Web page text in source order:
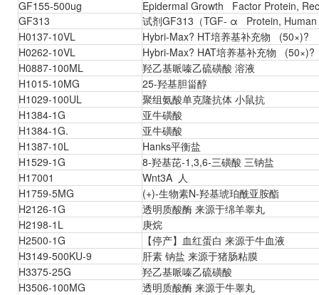
GF155-500ug
Epidermal Growth Factor Protein,
GF313
试剂GF313（TGF- α Protein,
H0137-10VL
Hybri-Max? HT培养基补充物 (50×)?
H0262-10VL
Hybri-Max? HAT培养基补充物 (50×)?
H0887-100ML
羟乙基哌嗪乙硫磺酸 溶液
H1015-10MG
25-羟基胆甾醇
H1029-100UL
聚组氨酸单克隆抗体 小鼠抗
H1384-1G
亚牛磺酸
H1384-1G.
亚牛磺酸
H1387-10L
Hanks平衡盐
H1529-1G
8-羟基芘-1,3,6-三磺酸 三钠盐
H17001
Wnt3A 人
H1759-5MG
(+)-生物素N-羟基琥珀酰亚胺酯
H2126-1G
透明质酸酶 来源于绵羊睾丸
H2198-1L
庚烷
H2500-1G
【停产】血红蛋白 来源于牛血液
H3149-500KU-9
肝素 钠盐 来源于猪肠粘膜
H3375-25G
羟乙基哌嗪乙硫磺酸
H3506-100MG
透明质酸酶 来源于牛睾丸